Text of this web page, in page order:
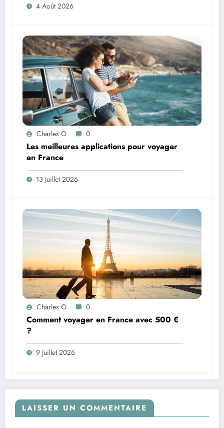
4 Août 2026
Charles O 0
Les meilleures applications pour voyager
en France
13 Juillet 2026
Charles O 0
Comment voyager en France avec 500 €
?
9 Juillet 2026
LAISSER UN COMMENTAIRE